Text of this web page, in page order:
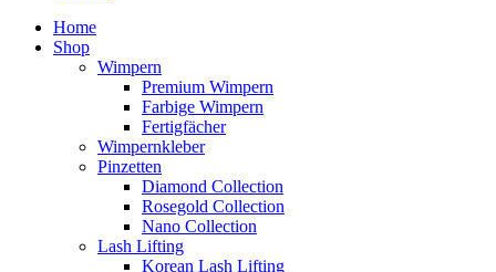
Home
Shop
Wimpern
Premium Wimpern
Farbige Wimpern
Fertigfächer
Wimpernkleber
Pinzetten
Diamond Collection
Rosegold Collection
Nano Collection
Lash Lifting
Korean Lash Lifting